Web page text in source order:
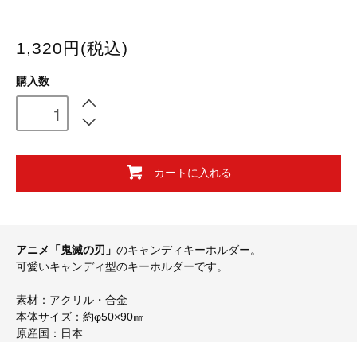
1,320円(税込)
購入数
カートに入れる
アニメ「鬼滅の刃」 のキャンディキーホルダー。
可愛いキャンディ型のキーホルダーです。
素材：アクリル・合金
本体サイズ：約φ50×90㎜
原産国：日本